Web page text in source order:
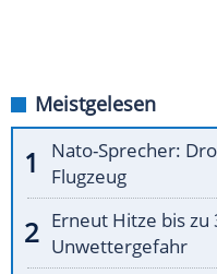
Meistgelesen
Nato-Sprecher:
Flugzeug
Erneut Hitze bis zu
Unwettergefahr